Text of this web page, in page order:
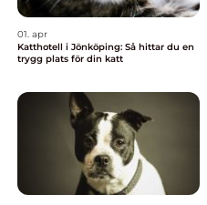
01. apr
Katthotell i Jönköping: Så hittar du en
trygg plats för din katt